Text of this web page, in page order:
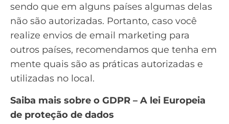
sendo que em alguns países algumas delas
não são autorizadas. Portanto, caso você
realize envios de email marketing para
outros países, recomendamos que tenha em
mente quais são as práticas autorizadas e
utilizadas no local.
Saiba mais sobre o GDPR – A lei Europeia
de proteção de dados